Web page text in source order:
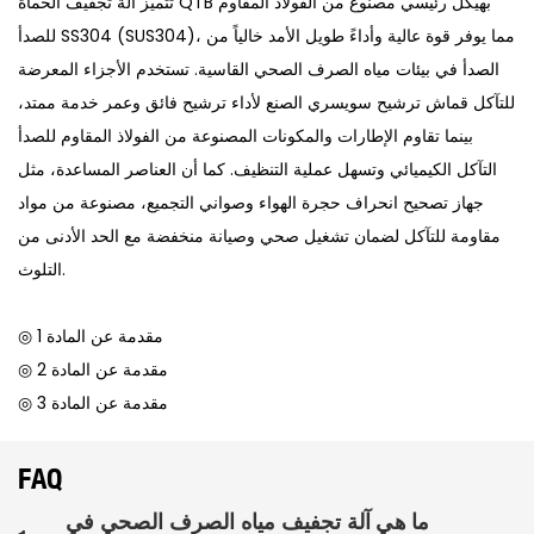
للصدأ SS304 (SUS304)، مما يوفر قوة عالية وأداءً طويل الأمد خالياً من
الصدأ في بيئات مياه الصرف الصحي القاسية. تستخدم الأجزاء المعرضة
للتآكل قماش ترشيح سويسري الصنع لأداء ترشيح فائق وعمر خدمة ممتد،
بينما تقاوم الإطارات والمكونات المصنوعة من الفولاذ المقاوم للصدأ
التآكل الكيميائي وتسهل عملية التنظيف. كما أن العناصر المساعدة، مثل
جهاز تصحيح انحراف حجرة الهواء وصواني التجميع، مصنوعة من مواد
مقاومة للتآكل لضمان تشغيل صحي وصيانة منخفضة مع الحد الأدنى من
التلوث.
◎ مقدمة عن المادة 1
◎ مقدمة عن المادة 2
◎ مقدمة عن المادة 3
FAQ
ما هي آلة تجفيف مياه الصرف الصحي في